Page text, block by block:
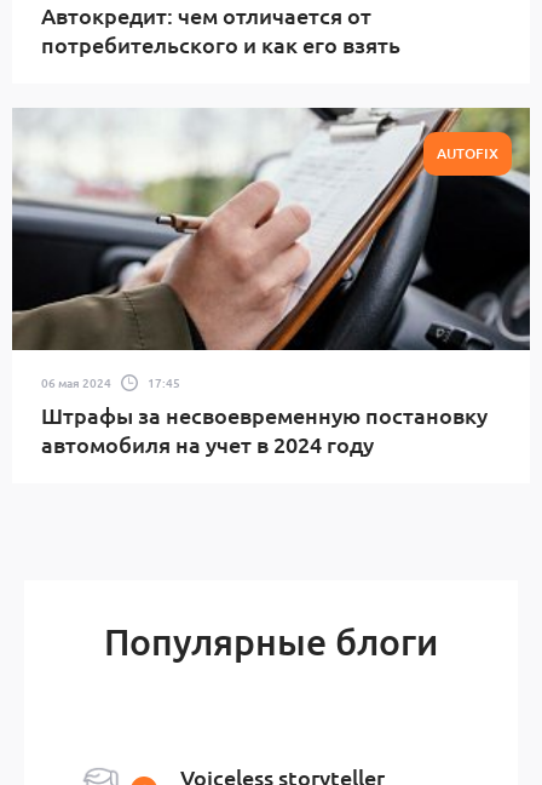
Автокредит: чем отличается от
потребительского и как его взять
AUTOFIX
06 мая 2024 17:45
Штрафы за несвоевременную постановку
автомобиля на учет в 2024 году
Популярные блоги
Voiceless storyteller